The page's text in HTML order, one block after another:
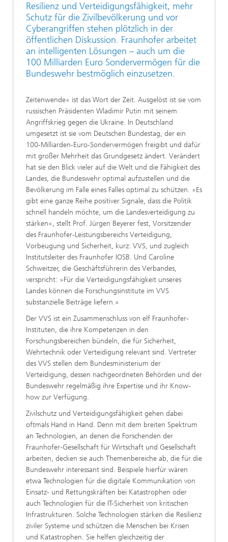
Resilienz und Verteidigungsfähigkeit, mehr
Schutz für die Zivilbevölkerung und vor
Cyberangriffen stehen plötzlich in der
öffentlichen Diskussion. Fraunhofer arbeitet
an intelligenten Lösungen – auch um die
100 Milliarden Euro Sondervermögen für die
Bundeswehr bestmöglich einzusetzen.
Zeitenwende« ist das Wort der Zeit. Ausgelöst ist sie vom
russischen Prä­sidenten Wladimir Putin mit seinem
Angriffskrieg gegen die Ukraine. In Deutschland
umgesetzt ist sie vom Deutschen Bundestag, der ein
100-Milliarden-Euro-Sonder­vermögen freigibt und dafür
mit großer Mehr­heit das Grundgesetz ändert. Verändert
hat sie den Blick vieler auf die Welt und die Fähigkeit des
Landes, die Bundeswehr optimal aufzustel­len und die
Bevölkerung im Falle eines Falles optimal zu schützen. »Es
gibt eine ganze Reihe positiver Signale, dass die Politik
schnell handeln möchte, um die Landesverteidigung zu
stärken«, stellt Prof. Jürgen Beyerer fest, Vorsitzender
des Fraunhofer-Leistungsbereichs Verteidigung,
Vorbeugung und Sicherheit, kurz: VVS, und zugleich
Institutslei­ter des Fraunhofer IOSB. Und Caroline
Schweitzer, die Geschäftsführerin des Verbandes,
verspricht: »Für die Verteidigungsfähigkeit unseres
Landes können die Forschungsinstitute im VVS
substanzielle Beiträge liefern.«
Der VVS ist ein Zusam­menschluss von elf Fraunho­fer-
Instituten, die ihre Kom­petenzen in den
Forschungsbereichen bündeln, die für Sicherheit,
Wehrtechnik oder Verteidigung relevant sind. Vertreter
des VVS stellen dem Bun­desministerium der
Verteidigung, dessen nach­geordneten Behörden und der
Bundeswehr regel­mäßig ihre Expertise und ihr Know-
how zur Verfügung.
Zivilschutz und Verteidigungsfähigkeit gehen dabei
oftmals Hand in Hand. Denn mit dem brei­ten Spektrum
an Technologien, an denen die For­schenden der
Fraunhofer-Gesellschaft für Wirt­schaft und Gesellschaft
arbeiten, decken sie auch Themenbereiche ab, die für die
Bundeswehr in­teressant sind. Beispiele hierfür wären
etwa Tech­nologien für die digitale Kommunikation von
Ein­satz- und Rettungskräften bei Katastrophen oder
auch Technologien für die IT-Sicherheit von kri­tischen
Infrastrukturen. Solche Technologien stär­ken die Resilienz
ziviler Systeme und schützen die Menschen bei Krisen
und Katastrophen. Sie helfen gleichzeitig der